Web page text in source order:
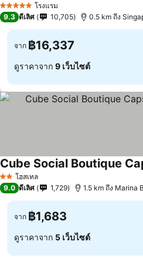
5 ดาว โรงแรม
9.3 ดีเลิศ 10,705 0.5 km ถึง
จาก ฿16,337
ดูราคาจาก 9 เว็บไซต์
2 ดาวโฮสเทล
9.0 ดีเลิศ 1,729 1.5 km ถึง Marina
จาก ฿1,683
ดูราคาจาก 5 เว็บไซต์